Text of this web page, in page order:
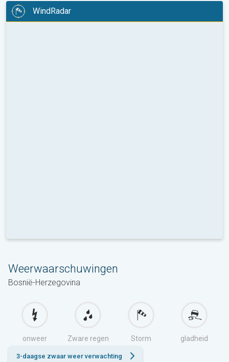
WindRadar
Weerwaarschuwingen
Bosnië-Herzegovina
onweer Zware regen Storm gladheid
3-daagse zwaar weer verwachting